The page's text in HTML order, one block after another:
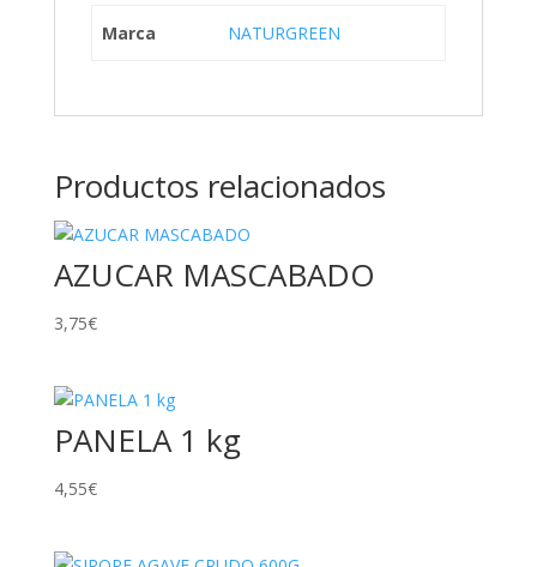
Marca NATURGREEN
Productos relacionados
AZUCAR MASCABADO
3,75€
PANELA 1 kg
4,55€